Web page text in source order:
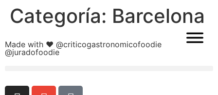
Categoría: Barcelona
Made with ❤ @criticogastronomicofoodie
@juradofoodie